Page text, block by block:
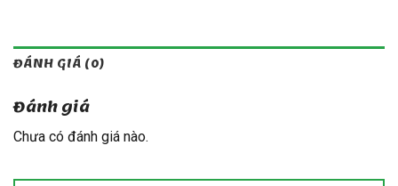
ĐÁNH GIÁ (0)
Đánh giá
Chưa có đánh giá nào.